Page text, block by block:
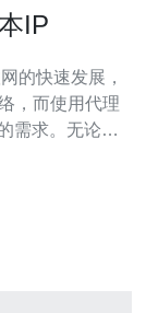
IP
，而使用代理
需求。无论是
证网络连接的